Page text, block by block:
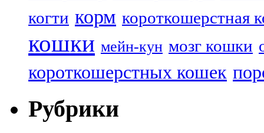
когти корм короткошерстная
кошки мейн-кун мозг кошки
короткошерстных кошек
Рубрики